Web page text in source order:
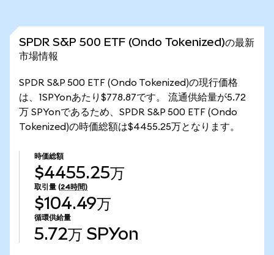
SPDR S&P 500 ETF (Ondo Tokenized)の最新
市場情報
SPDR S&P 500 ETF (Ondo Tokenized)の現行価格
は、1SPYonあたり$778.87です。 流通供給量が5.72
万 SPYonであるため、SPDR S&P 500 ETF (Ondo
Tokenized)の時価総額は$4455.25万となります。
時価総額
$4455.25万
取引量 (24時間)
$104.49万
循環供給量
5.72万 SPYon